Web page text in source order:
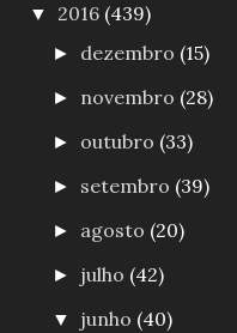
▼ 2016 (439)
► dezembro (15)
► novembro (28)
► outubro (33)
► setembro (39)
► agosto (20)
► julho (42)
▼ junho (40)